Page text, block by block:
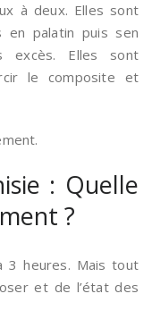
à deux. Elles sont
en palatin puis sen
excès. Elles sont
le composite et
: Quelle
?
3 heures. Mais tout
et de l’état des